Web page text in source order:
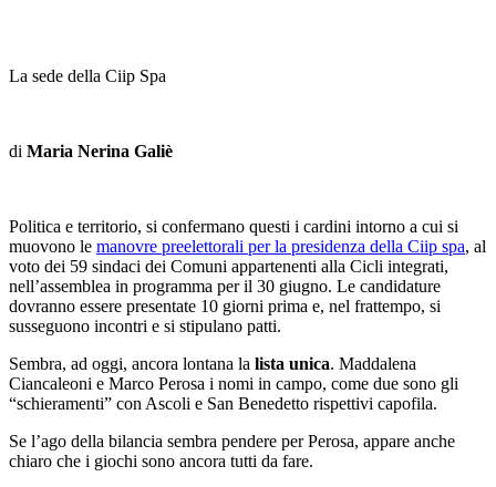
La sede della Ciip Spa
di Maria Nerina Galiè
Politica e territorio, si confermano questi i cardini intorno a cui si
muovono le manovre preelettorali per la presidenza della Ciip spa, al
voto dei 59 sindaci dei Comuni appartenenti alla Cicli integrati,
nell’assemblea in programma per il 30 giugno. Le candidature
dovranno essere presentate 10 giorni prima e, nel frattempo, si
susseguono incontri e si stipulano patti.
Sembra, ad oggi, ancora lontana la lista unica. Maddalena
Ciancaleoni e Marco Perosa i nomi in campo, come due sono gli
“schieramenti” con Ascoli e San Benedetto rispettivi capofila.
Se l’ago della bilancia sembra pendere per Perosa, appare anche
chiaro che i giochi sono ancora tutti da fare.